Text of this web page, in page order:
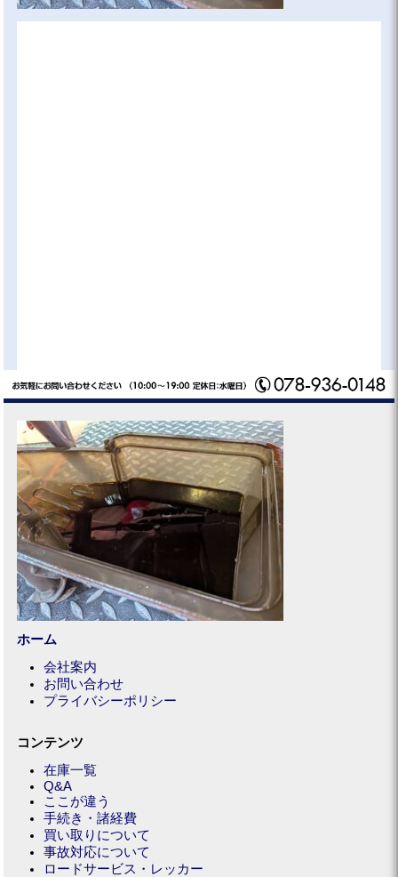
ホーム
会社案内
お問い合わせ
プライバシーポリシー
コンテンツ
在庫一覧
Q&A
ここが違う
手続き・諸経費
買い取りについて
事故対応について
ロードサービス・レッカー